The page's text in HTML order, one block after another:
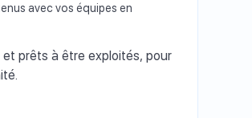
avec vos équipes en
prêts à être exploités, pour